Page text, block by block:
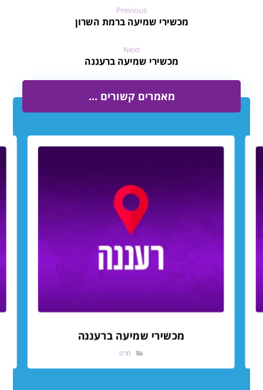
Previous
מכשירי שמיעה ברמת השרון
Next
מכשירי שמיעה ברעננה
מאמרים קשורים ...
מכשירי שמיעה ברעננה
מרכז